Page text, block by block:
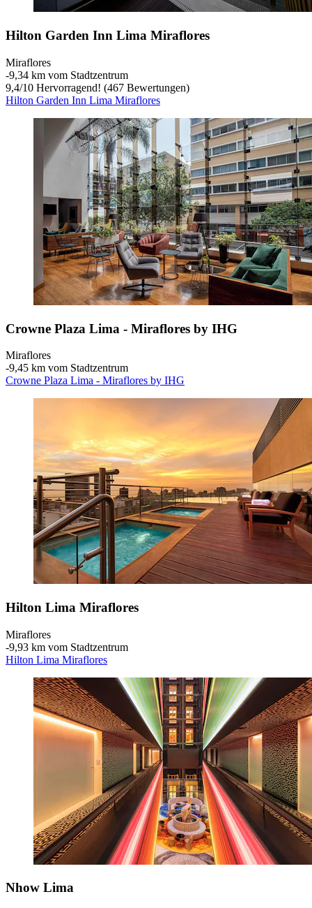
Hilton Garden Inn Lima Miraflores
Miraflores
‐9,34 km vom Stadtzentrum
9,4/10 Hervorragend! (467 Bewertungen)
Hilton Garden Inn Lima Miraflores
Crowne Plaza Lima - Miraflores by IHG
Miraflores
‐9,45 km vom Stadtzentrum
Crowne Plaza Lima - Miraflores by IHG
Hilton Lima Miraflores
Miraflores
‐9,93 km vom Stadtzentrum
Hilton Lima Miraflores
Nhow Lima